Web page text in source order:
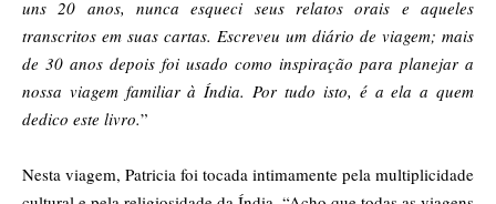
uns 20 anos, nunca esqueci seus relatos orais e aqueles
transcritos em suas cartas. Escreveu um diário de viagem; mais
de 30 anos depois foi usado como inspiração para planejar a
nossa viagem familiar à Índia. Por tudo isto, é a ela a quem
dedico este livro.”
Nesta viagem, Patricia foi tocada intimamente pela multiplicidade